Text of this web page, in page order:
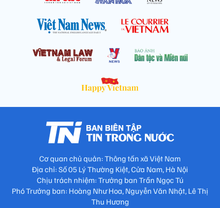
Cơ quan chủ quản: Thông tấn xã Việt Nam
Địa chỉ: Số 05 Lý Thường Kiệt, Cửa Nam, Hà Nội
Chịu trách nhiệm: Trưởng ban Trần Ngọc Tú
Phó Trưởng ban: Hoàng Như Hoa, Nguyễn Văn Nhật, Lê Thị
Thu Hương